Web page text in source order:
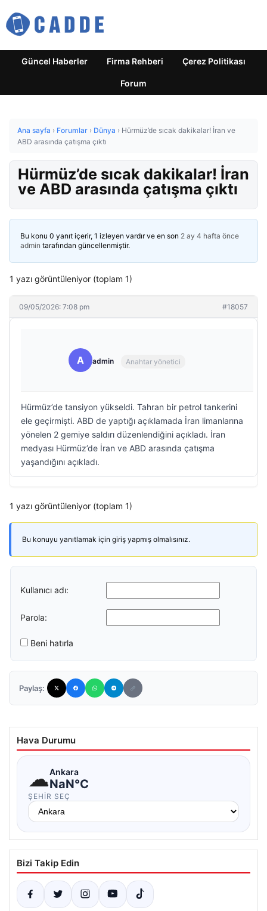
Güncel Haberler Firma Rehberi Çerez Politikası
Forum
Ana sayfa › Forumlar › Dünya › Hürmüz’de sıcak dakikalar! İran ve
ABD arasında çatışma çıktı
Hürmüz’de sıcak dakikalar! İran
ve ABD arasında çatışma çıktı
Bu konu 0 yanıt içerir, 1 izleyen vardır ve en son 2 ay 4 hafta önce
admin tarafından güncellenmiştir.
1 yazı görüntüleniyor (toplam 1)
09/05/2026: 7:08 pm #18057
A admin Anahtar yönetici
Hürmüz’de tansiyon yükseldi. Tahran bir petrol tankerini
ele geçirmişti. ABD de yaptığı açıklamada İran limanlarına
yönelen 2 gemiye saldırı düzenlendiğini açıkladı. İran
medyası Hürmüz’de İran ve ABD arasında çatışma
yaşandığını açıkladı.
1 yazı görüntüleniyor (toplam 1)
Bu konuyu yanıtlamak için giriş yapmış olmalısınız.
Kullanıcı adı:
Parola:
Beni hatırla
Paylaş:
Hava Durumu
☁Ankara
NaN°C
ŞEHIR SEÇ
Bizi Takip Edin